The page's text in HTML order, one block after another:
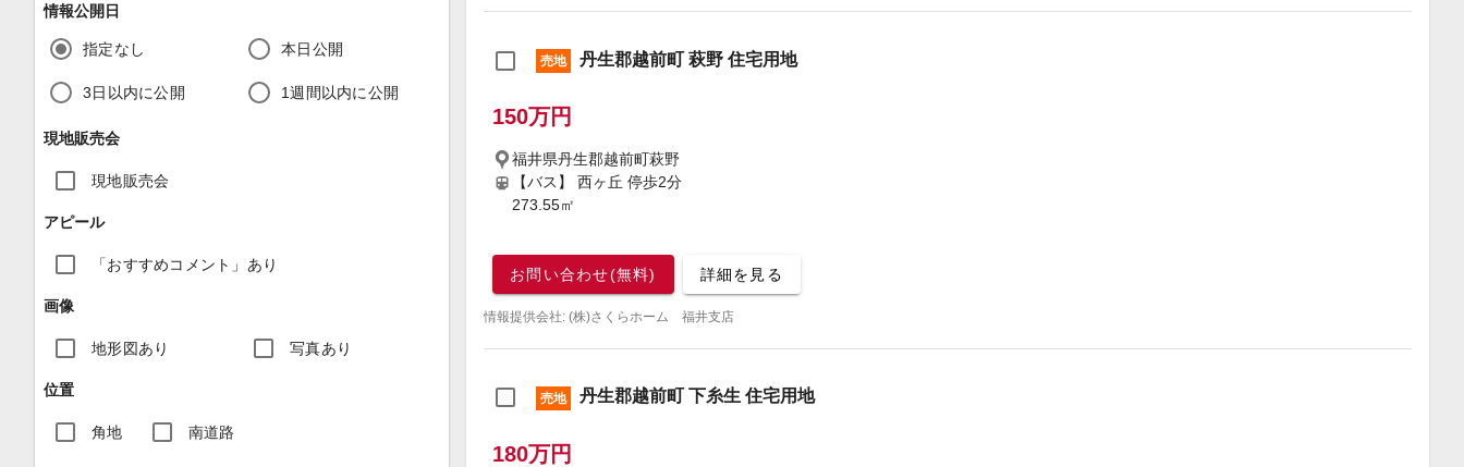
情報公開日
指定なし 本日公開
3日以内に公開 1週間以内に公開
現地販売会
現地販売会
アピール
「おすすめコメント」あり
画像
地形図あり 写真あり
位置
角地 南道路
売地 丹生郡越前町 萩野 住宅用地
150万円
福井県丹生郡越前町萩野
【バス】 西ヶ丘 停歩2分
273.55㎡
お問い合わせ(無料) 詳細を見る
情報提供会社: (株)さくらホーム 福井支店
売地 丹生郡越前町 下糸生 住宅用地
180万円